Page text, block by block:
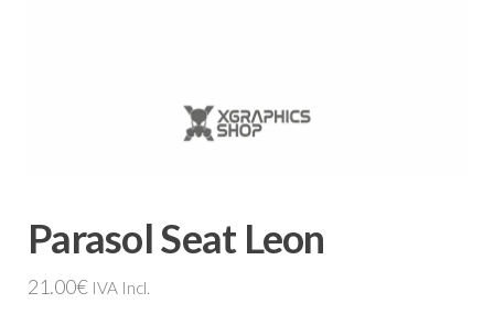
Parasol Seat Leon
21.00€ IVA Incl.